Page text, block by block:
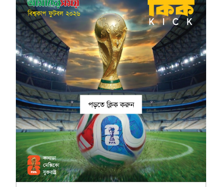
পড়তে ক্লিক করুন